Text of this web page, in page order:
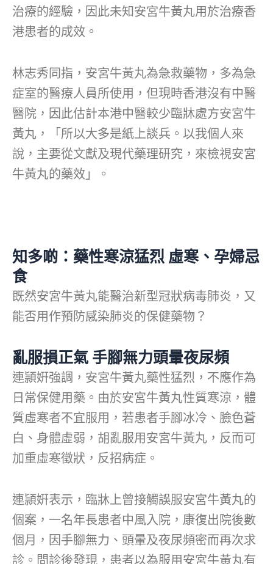
治療的經驗，因此未知安宮牛黃丸用於治療香
港患者的成效。
林志秀同指，安宮牛黃丸為急救藥物，多為急
症室的醫療人員所使用，但現時香港沒有中醫
醫院，因此估計本港中醫較少臨牀處方安宮牛
黃丸，「所以大多是紙上談兵。以我個人來
說，主要從文獻及現代藥理研究，來檢視安宮
牛黃丸的藥效」。
知多啲：藥性寒涼猛烈 虛寒、孕婦忌
食
既然安宮牛黃丸能醫治新型冠狀病毒肺炎，又
能否用作預防感染肺炎的保健藥物？
亂服損正氣 手腳無力頭暈夜尿頻
連頴姸強調，安宮牛黃丸藥性猛烈，不應作為
日常保健用藥。由於安宮牛黃丸性質寒涼，體
質虛寒者不宜服用，若患者手腳冰冷、臉色蒼
白、身體虛弱，胡亂服用安宮牛黃丸，反而可
加重虛寒徵狀，反招病症。
連頴姸表示，臨牀上曾接觸誤服安宮牛黃丸的
個案，一名年長患者中風入院，康復出院後數
個月，因手腳無力、頭暈及夜尿頻密而再次求
診。問診後發現，患者以為服用安宮牛黃丸有